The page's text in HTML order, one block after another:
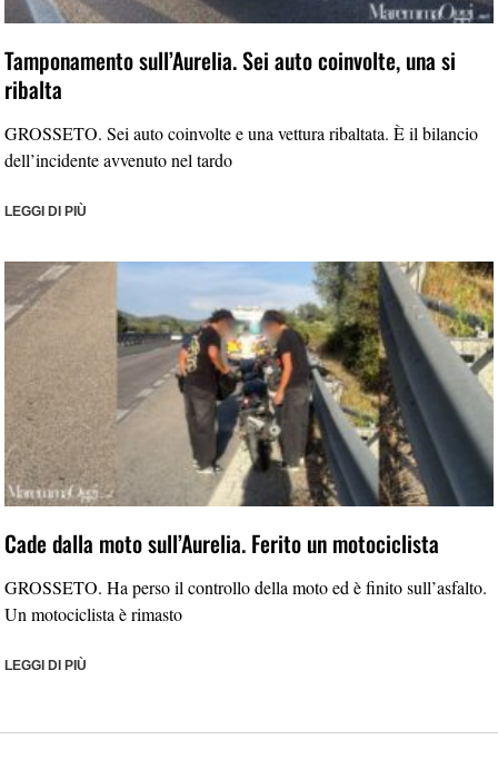
Tamponamento sull’Aurelia. Sei auto coinvolte, una si
ribalta
GROSSETO. Sei auto coinvolte e una vettura ribaltata. È il bilancio
dell’incidente avvenuto nel tardo
LEGGI DI PIÙ
Cade dalla moto sull’Aurelia. Ferito un motociclista
GROSSETO. Ha perso il controllo della moto ed è finito sull’asfalto.
Un motociclista è rimasto
LEGGI DI PIÙ